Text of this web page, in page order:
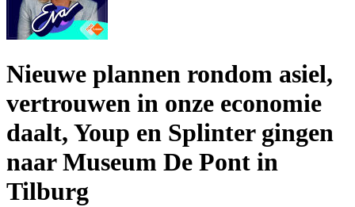
Nieuwe plannen rondom asiel,
vertrouwen in onze economie
daalt, Youp en Splinter gingen
naar Museum De Pont in
Tilburg